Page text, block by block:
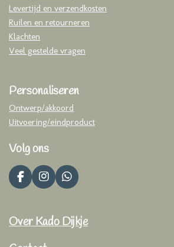
Levertijd en verzendkosten
Ruilen en retourneren
Klachten
Veel gestelde vragen
Personaliseren
Ontwerp/akkoord
Uitvoering/eindproduct
Volg ons
F
a
b
I
n
a
W
h
s
Over Kado Dijkje